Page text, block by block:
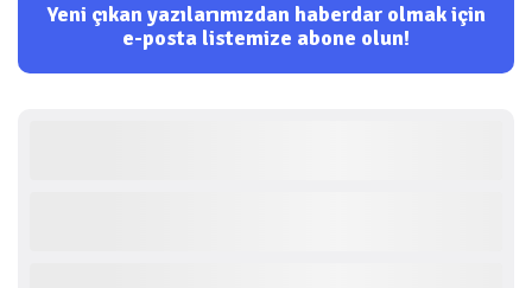
Yeni çıkan yazılarımızdan haberdar olmak için
e-posta listemize abone olun!